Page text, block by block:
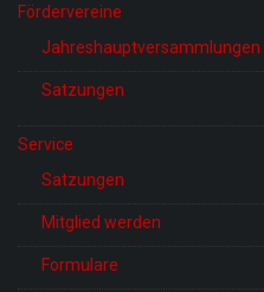
Fördervereine
Jahreshauptversammlungen
Satzungen
Service
Satzungen
Mitglied werden
Formulare